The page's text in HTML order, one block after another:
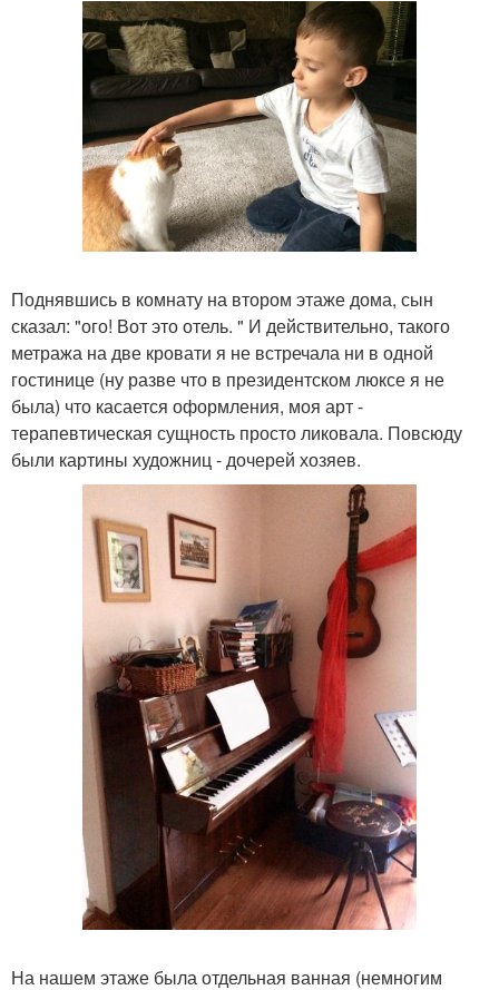
Поднявшись в комнату на втором этаже дома, сын
сказал: "ого! Вот это отель. " И действительно, такого
метража на две кровати я не встречала ни в одной
гостинице (ну разве что в президентском люксе я не
была) что касается оформления, моя арт -
терапевтическая сущность просто ликовала. Повсюду
были картины художниц - дочерей хозяев.
На нашем этаже была отдельная ванная (немногим